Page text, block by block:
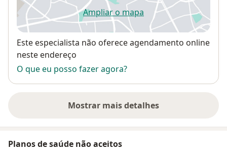
Ampliar o mapaabre num novo separador
Disponibilidade
Este especialista não oferece agendamento online
neste endereço
O que eu posso fazer agora?
Mostrar mais detalhes
sobre o endereço
Planos de saúde não aceitos